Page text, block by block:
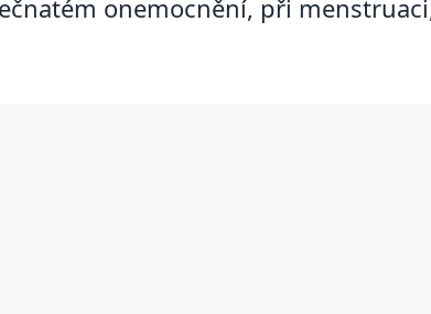
onemocnění, při